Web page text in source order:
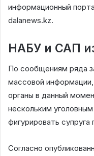
информационный
dalanews.kz.
НАБУ и САП
По сообщениям ряда
массовой
органы в данный
нескольким
фигурировать супруга
Согласно